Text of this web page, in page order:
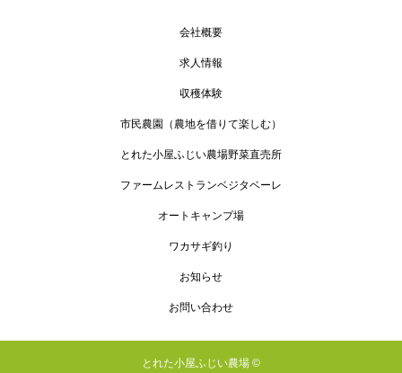
会社概要
求人情報
収穫体験
市民農園（農地を借りて楽しむ）
とれた小屋ふじい農場野菜直売所
ファームレストランベジタベーレ
オートキャンプ場
ワカサギ釣り
お知らせ
お問い合わせ
とれた小屋ふじい農場 ©